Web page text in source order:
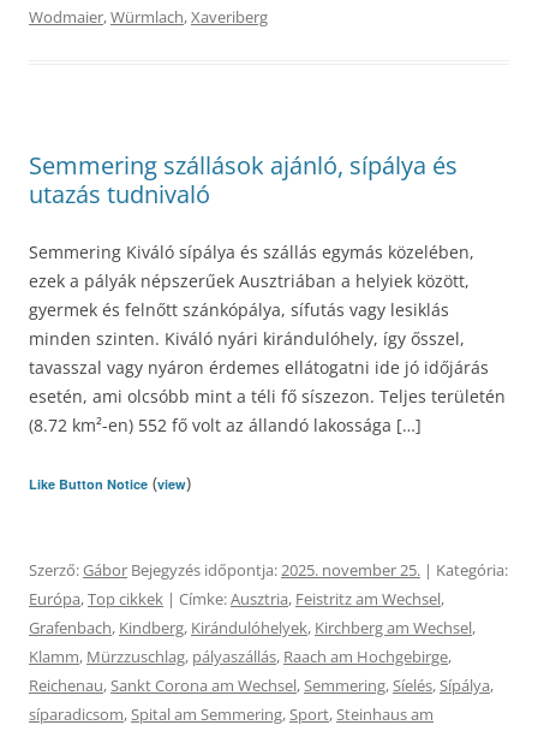
Wodmaier,Würmlach,Xaveriberg
Semmering szállások ajánló, sípálya és
utazás tudnivaló
Semmering Kiváló sípálya és szállás egymás közelében,
ezek a pályák népszerűek Ausztriában a helyiek között,
gyermek és felnőtt szánkópálya, sífutás vagy lesiklás
minden szinten. Kiváló nyári kirándulóhely, így ősszel,
tavasszal vagy nyáron érdemes ellátogatni ide jó időjárás
esetén, ami olcsóbb mint a téli fő síszezon. Teljes területén
(8.72 km²-en) 552 fő volt az állandó lakossága […]
Like Button Notice (view)
Szerző:Gábor Bejegyzés időpontja:2025. november 25. | Kategória:
Európa,Top cikkek | Címke:Ausztria, Feistritz am Wechsel,
Grafenbach, Kindberg, Kirándulóhelyek, Kirchberg am Wechsel,
Klamm, Mürzzuschlag, pályaszállás, Raach am Hochgebirge,
Reichenau,Sankt Corona am Wechsel,Semmering,Síelés,Sípálya,
síparadicsom,Spital am Semmering,Sport,Steinhaus am